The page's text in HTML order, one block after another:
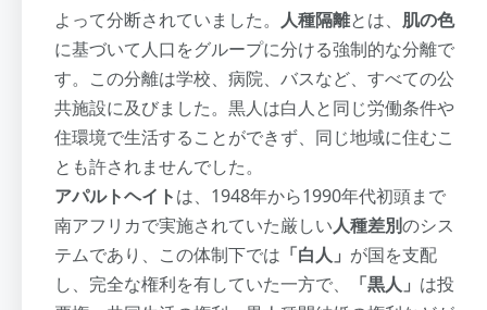
よって分断されていました。 人種隔離とは、 肌の色
に基づいて人口をグループに分ける強制的な分離で
す。この分離は学校、病院、バスなど、すべての公
共施設に及びました。黒人は白人と同じ労働条件や
住環境で生活することができず、同じ地域に住むこ
とも許されませんでした。
アパルトヘイトは、1948年から1990年代初頭まで
南アフリカで実施されていた厳しい人種差別のシス
テムであり、この体制下では 「白人」 が国を支配
し、完全な権利を有していた一方で、
「黒人」 は投